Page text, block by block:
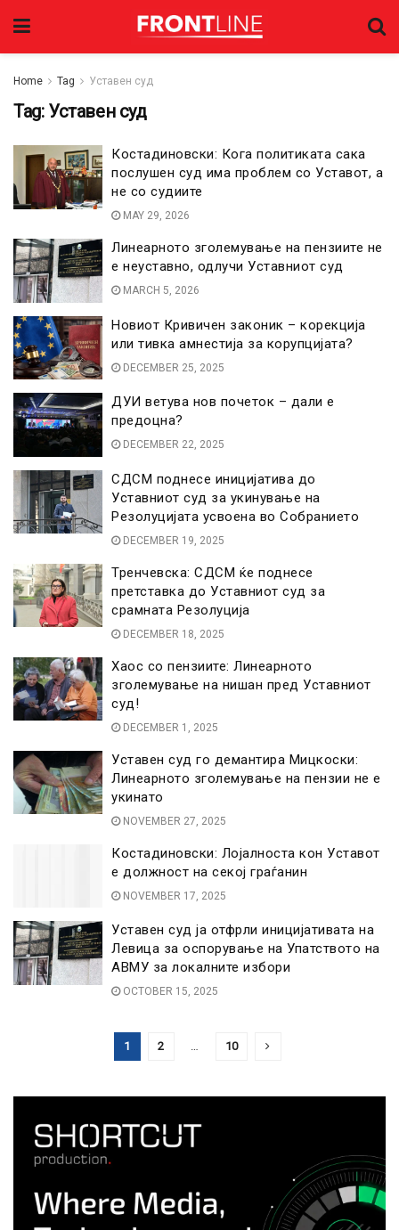
Home Tag Уставен суд
Tag: Уставен суд
Костадиновски: Кога политиката сака
послушен суд има проблем со Уставот, а
не со судиите
MAY 29, 2026
Линеарното зголемување на пензиите не
е неуставно, одлучи Уставниот суд
MARCH 5, 2026
Новиот Кривичен законик – корекција
или тивка амнестија за корупцијата?
DECEMBER 25, 2025
ДУИ ветува нов почеток – дали е
предоцна?
DECEMBER 22, 2025
СДСМ поднесе иницијатива до
Уставниот суд за укинување на
Резолуцијата усвоена во Собранието
DECEMBER 19, 2025
Тренчевска: СДСМ ќе поднесе
претставка до Уставниот суд за
срамната Резолуција
DECEMBER 18, 2025
Хаос со пензиите: Линеарното
зголемување на нишан пред Уставниот
суд!
DECEMBER 1, 2025
Уставен суд го демантира Мицкоски:
Линеарното зголемување на пензии не е
укинато
NOVEMBER 27, 2025
Костадиновски: Лојалноста кон Уставот
е должност на секој граѓанин
NOVEMBER 17, 2025
Уставен суд ја отфрли иницијативата на
Левица за оспорување на Упатството на
АВМУ за локалните избори
OCTOBER 15, 2025
1 2 … 10